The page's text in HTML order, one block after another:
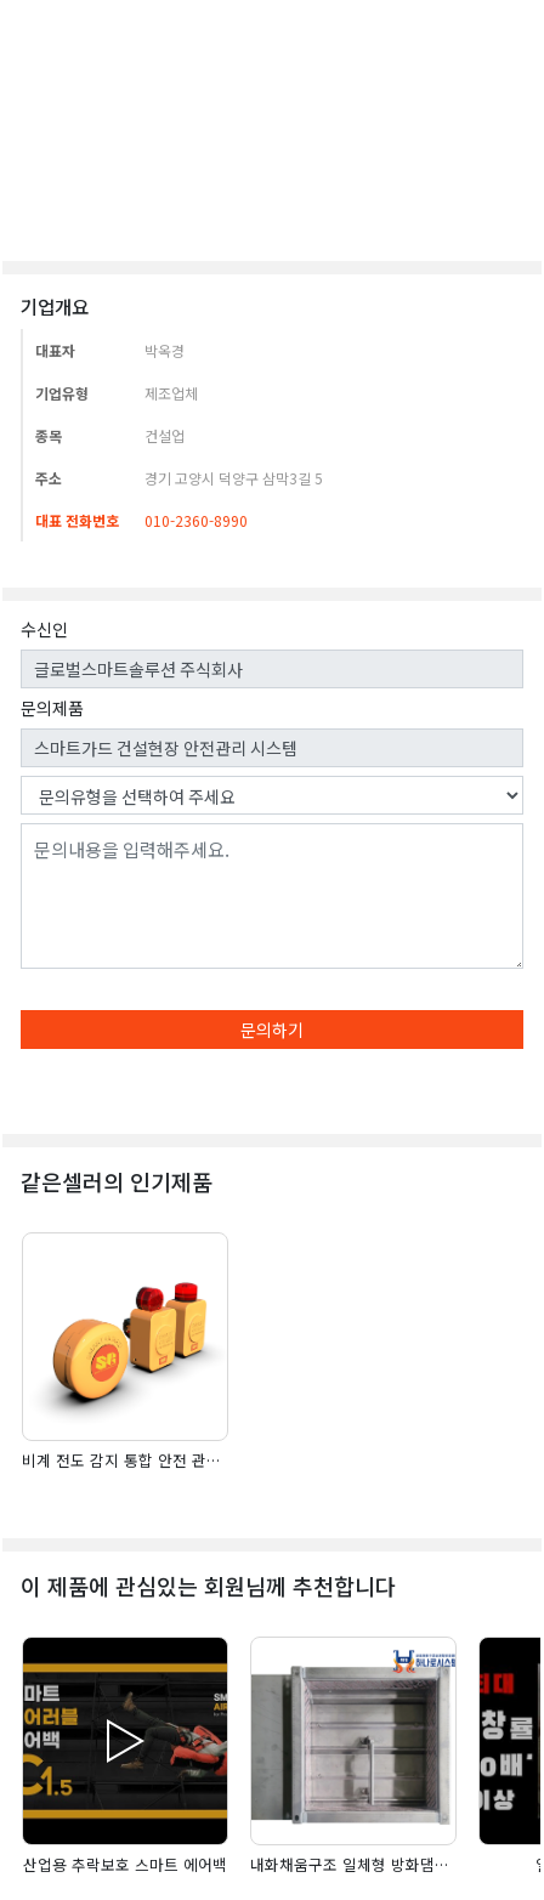
기업개요
대표자 박옥경
기업유형 제조업체
종목 건설업
주소 경기 고양시 덕양구 삼막3길 5
대표 전화번호 010-2360-8990
수신인
문의제품
문의하기
같은셀러의 인기제품
비계 전도 감지 통합 안전 관리 플랫폼
이 제품에 관심있는 회원님께 추천합니다
산업용 추락보호 스마트 에어백 내화채움구조 일체형 방화댐퍼 (EZ3-HMFD)